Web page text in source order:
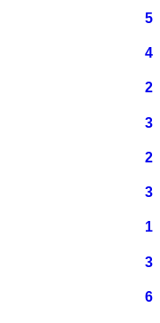
5
4
2
3
2
3
1
3
6